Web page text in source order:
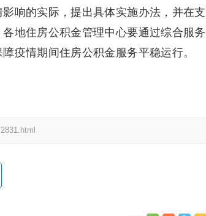
响的实际，提出具体实施办法，并在支
地住房公积金管理中心要通过综合服务
疫情期间住房公积金服务平稳运行。